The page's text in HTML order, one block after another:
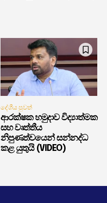
දේශීය පුවත්
ආරක්ෂක හමුදාව විද්‍යාත්මක
සහ වෘත්තීය
නිපුණත්වයෙන් සන්නද්ධ
කළ යුතුයි (VIDEO)